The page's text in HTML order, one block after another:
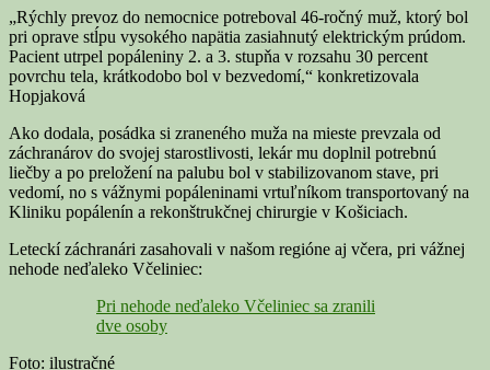
„Rýchly prevoz do nemocnice potreboval 46-ročný muž, ktorý bol
pri oprave stĺpu vysokého napätia zasiahnutý elektrickým prúdom.
Pacient utrpel popáleniny 2. a 3. stupňa v rozsahu 30 percent
povrchu tela, krátkodobo bol v bezvedomí,“ konkretizovala
Hopjaková
Ako dodala, posádka si zraneného muža na mieste prevzala od
záchranárov do svojej starostlivosti, lekár mu doplnil potrebnú
liečby a po preložení na palubu bol v stabilizovanom stave, pri
vedomí, no s vážnymi popáleninami vrtuľníkom transportovaný na
Kliniku popálenín a rekonštrukčnej chirurgie v Košiciach.
Leteckí záchranári zasahovali v našom regióne aj včera, pri vážnej
nehode neďaleko Včeliniec:
Pri nehode neďaleko Včeliniec sa zranili
dve osoby
Foto: ilustračné